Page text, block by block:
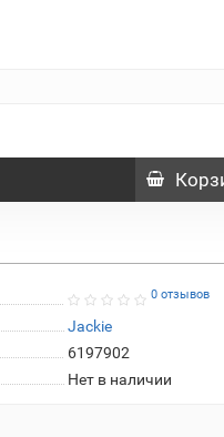
0 отзывов
Jackie
6197902
Нет в наличии